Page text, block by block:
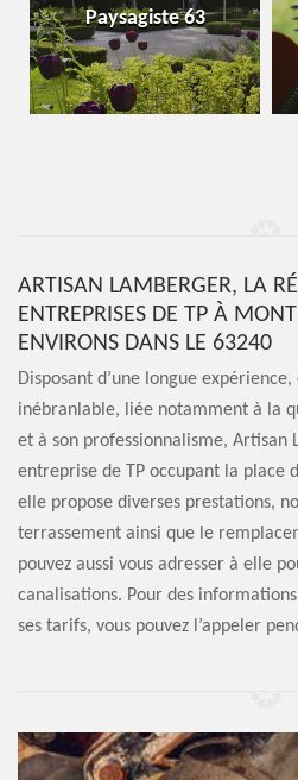
Paysagiste 63
ARTISAN LAMBERGER, LA
ENTREPRISES DE TP À
ENVIRONS DANS LE 63240
Disposant d’une longue
inébranlable, liée notamment à la
et à son professionnalisme, Artisan
entreprise de TP occupant la place
elle propose diverses prestations,
terrassement ainsi que le
pouvez aussi vous adresser à elle
canalisations. Pour des
ses tarifs, vous pouvez l’appeler